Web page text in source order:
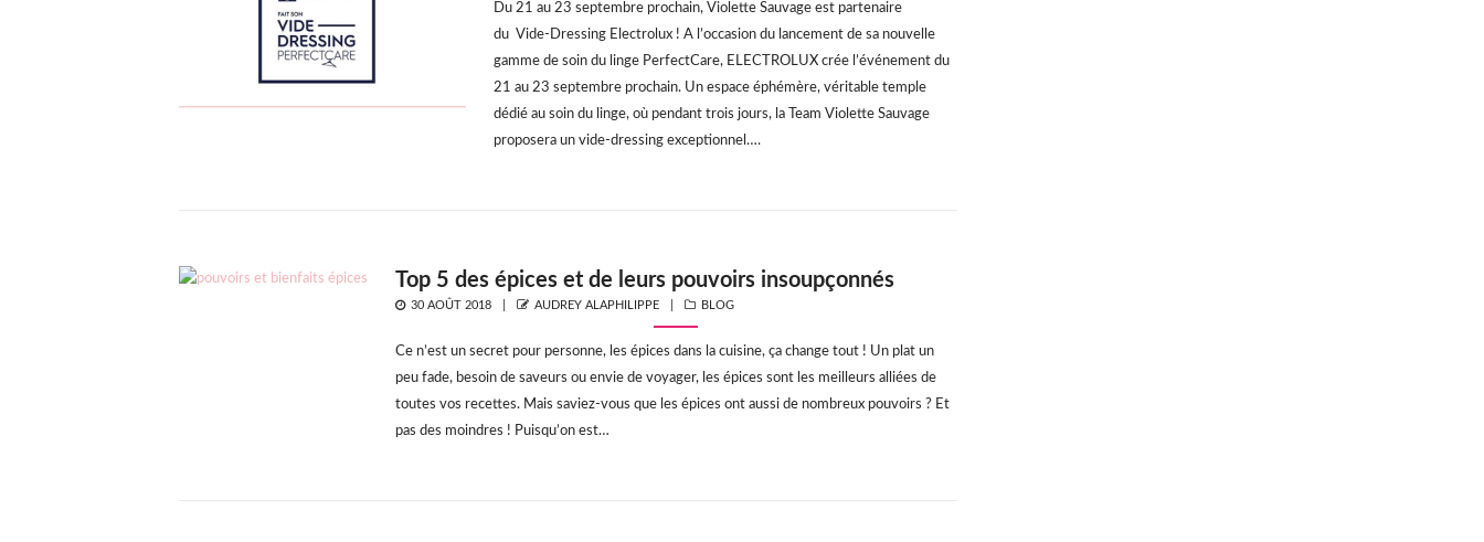
Du 21 au 23 septembre prochain, Violette Sauvage est partenaire
du Vide-Dressing Electrolux ! A l’occasion du lancement de sa nouvelle
gamme de soin du linge PerfectCare, ELECTROLUX crée l’événement du
21 au 23 septembre prochain. Un espace éphémère, véritable temple
dédié au soin du linge, où pendant trois jours, la Team Violette Sauvage
proposera un vide-dressing exceptionnel….
Top 5 des épices et de leurs pouvoirs insoupçonnés
POSTED
30 AOÛT 2018 AUTHOR
AUDREY ALAPHILIPPE CATEGORIES
BLOG
Ce n’est un secret pour personne, les épices dans la cuisine, ça change tout ! Un plat un
peu fade, besoin de saveurs ou envie de voyager, les épices sont les meilleurs alliées de
toutes vos recettes. Mais saviez-vous que les épices ont aussi de nombreux pouvoirs ? Et
pas des moindres ! Puisqu’on est…